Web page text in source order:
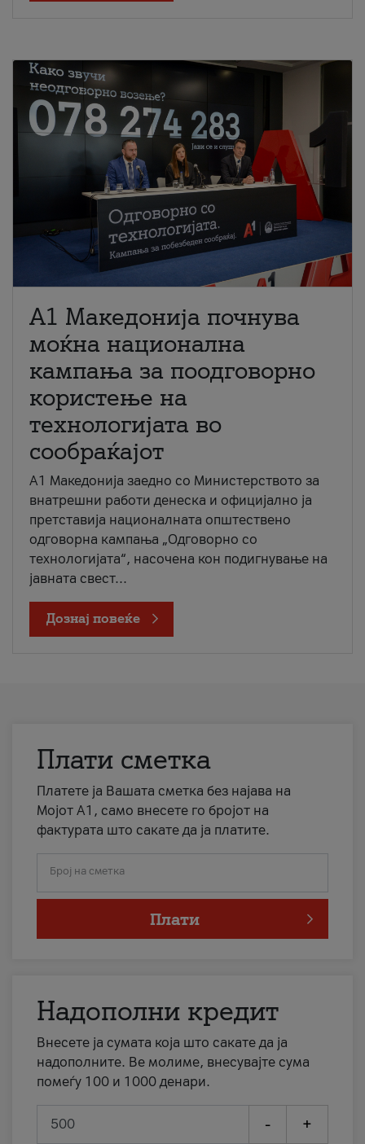
A1 Македонија почнува
моќна национална
кампања за поодговорно
користење на
технологијата во
сообраќајот
A1 Македонија заедно со Министерството за
внатрешни работи денеска и официјално ја
претставија националната општествено
одговорна кампања „Одговорно со
технологијата“, насочена кон подигнување на
јавната свест...
Дознај повеќе
Плати сметка
Платете ја Вашата сметка без најава на
Мојот А1, само внесете го бројот на
фактурата што сакате да ја платите.
Број на сметка
Плати
Надополни кредит
Внесете ја сумата која што сакате да ја
надополните. Ве молиме, внесувајте сума
помеѓу 100 и 1000 денари.
- +